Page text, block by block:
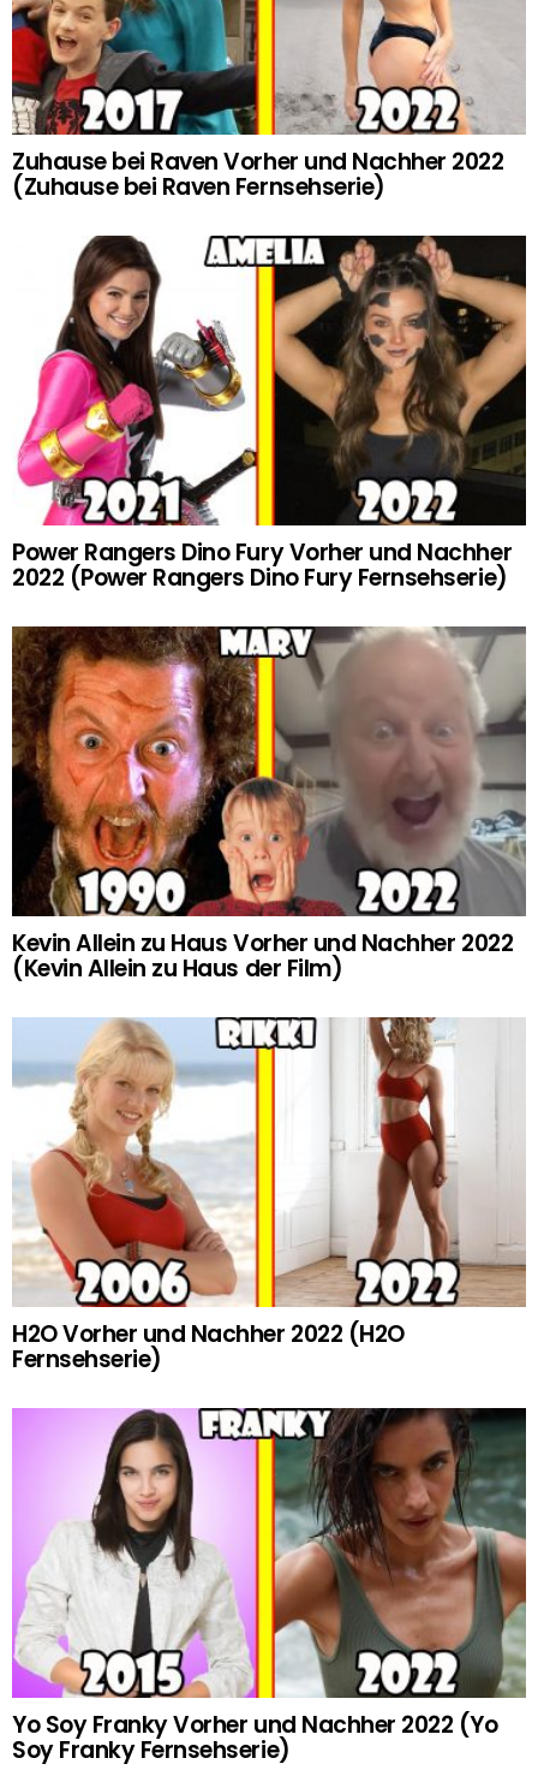
Zuhause bei Raven Vorher und Nachher 2022
(Zuhause bei Raven Fernsehserie)
Power Rangers Dino Fury Vorher und Nachher
2022 (Power Rangers Dino Fury Fernsehserie)
Kevin Allein zu Haus Vorher und Nachher 2022
(Kevin Allein zu Haus der Film)
H2O Vorher und Nachher 2022 (H2O
Fernsehserie)
Yo Soy Franky Vorher und Nachher 2022 (Yo
Soy Franky Fernsehserie)